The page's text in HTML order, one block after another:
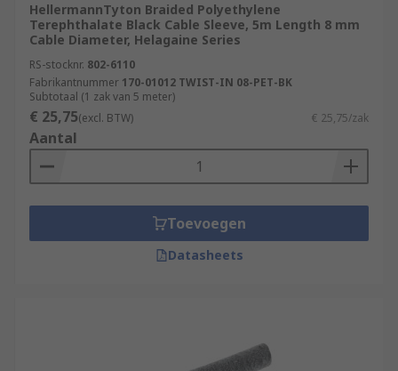
HellermannTyton Braided Polyethylene
Terephthalate Black Cable Sleeve, 5m Length 8 mm
Cable Diameter, Helagaine Series
RS-stocknr. 802-6110
Fabrikantnummer 170-01012 TWIST-IN 08-PET-BK
Subtotaal (1 zak van 5 meter)
€ 25,75(excl. BTW) € 25,75/zak
Aantal
Toevoegen
Datasheets